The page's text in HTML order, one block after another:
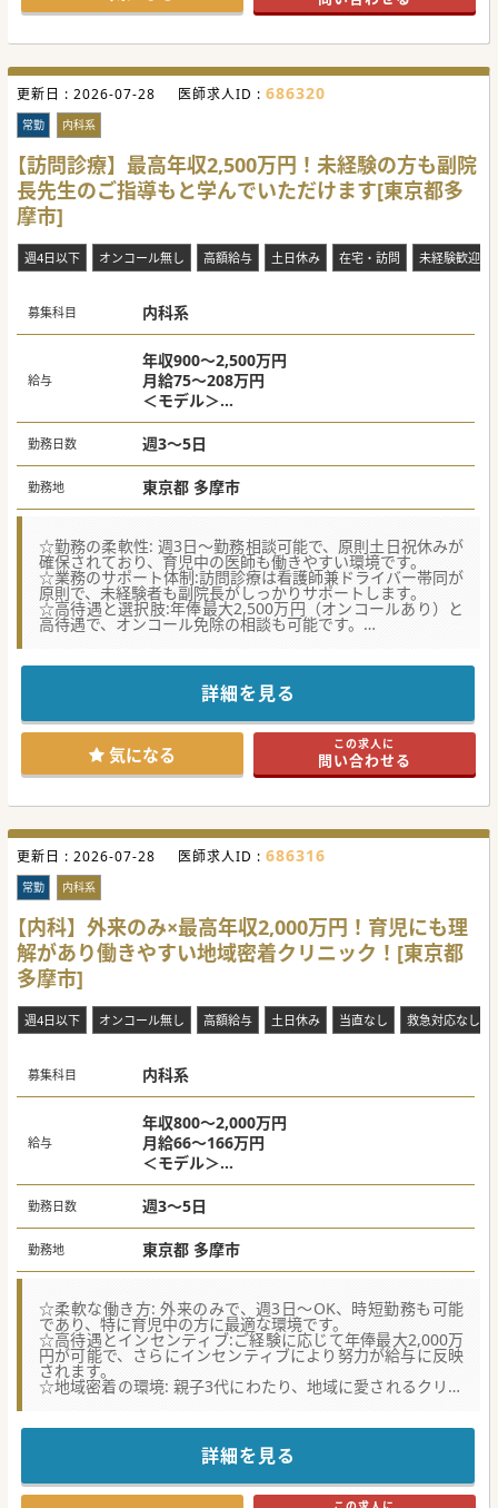
更新日 : 2026-07-28 医師求人ID : 686320
常勤 内科系
【訪問診療】最高年収2,500万円！未経験の方も副院
長先生のご指導もと学んでいただけます[東京都多
摩市]
週4日以下 オンコール無し 高額給与 土日休み 在宅・訪問 未経験歓迎
募集科目 内科系
給与
年収900～2,500万円
月給75～208万円
＜モデル＞
・週3日900～1,200万円（オンコールなし）
・週4日1,600～2,000万円（オンコールあ
り）
※経験・資格等により応相談
勤務日数 週3～5日
勤務地 東京都 多摩市
☆勤務の柔軟性: 週3日～勤務相談可能で、原則土日祝休みが
確保されており、育児中の医師も働きやすい環境です。
☆業務のサポート体制:訪問診療は看護師兼ドライバー帯同が
原則で、未経験者も副院長がしっかりサポートします。
☆高待遇と選択肢:年俸最大2,500万円（オンコールあり）と
高待遇で、オンコール免除の相談も可能です。
親子三代で40年以上に渡り、地域住民の健康を支えるクリニ
外来診療・訪問診療・健康診断・予防接種を行い、
患者様にとっての良医であることを信条に、心温まる医療を
ご提供されています。
#秋入職可
詳細を見る
気になる この求人に
問い合わせる
更新日 : 2026-07-28 医師求人ID : 686316
常勤 内科系
【内科】外来のみ×最高年収2,000万円！育児にも理
解があり働きやすい地域密着クリニック！[東京都
多摩市]
週4日以下 オンコール無し 高額給与 土日休み 当直なし 救急対応なし
募集科目 内科系
給与
年収800～2,000万円
月給66～166万円
＜モデル＞
※週3日800～1,200万円
※週4日1,300～1,700万円
※週5日1,800～2,000万円
※経験・資格等により応相談
勤務日数 週3～5日
勤務地 東京都 多摩市
☆柔軟な働き方: 外来のみで、週3日～OK、時短勤務も可能
であり、特に育児中の方に最適な環境です。
☆高待遇とインセンティブ:ご経験に応じて年俸最大2,000万
円が可能で、さらにインセンティブにより努力が給与に反映
されます。
☆地域密着の環境: 親子3代にわたり、地域に愛されるクリニ
ックです。
☆★コンサルタントからのメッセージ☆★
親子三代で40年以上に渡り、地域住民の健康を支えるクリニ
外来診療・訪問診療・健康診断・予防接種を行い、
患者様にとっての良医であることを信条に、心温まる医療を
詳細を見る